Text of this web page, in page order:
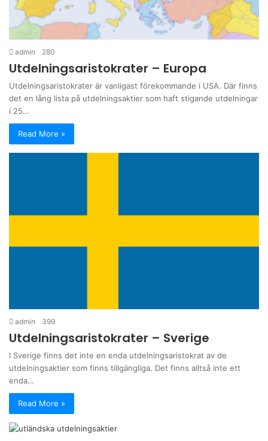
admin 280
Utdelningsaristokrater – Europa
Utdelningsaristokrater är vanligast förekommande i USA. Där finns
det en lång lista på utdelningsaktier som haft stigande utdelningar
i 25…
Read More »
admin 399
Utdelningsaristokrater – Sverige
I Sverige finns det inte en enda utdelningsaristokrat av de
utdelningsaktier som finns tillgängliga. Det finns alltså inte ett
enda…
Read More »